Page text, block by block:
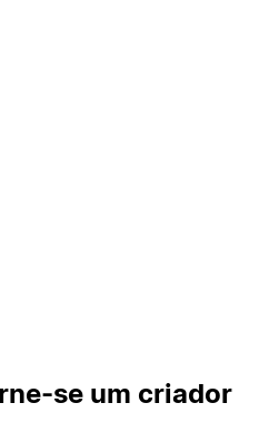
se um criador